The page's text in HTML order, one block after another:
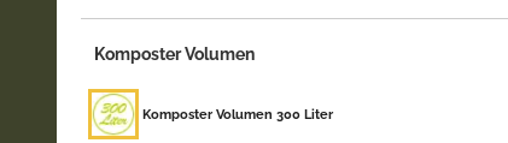
Komposter Volumen
Komposter Volumen 300 Liter